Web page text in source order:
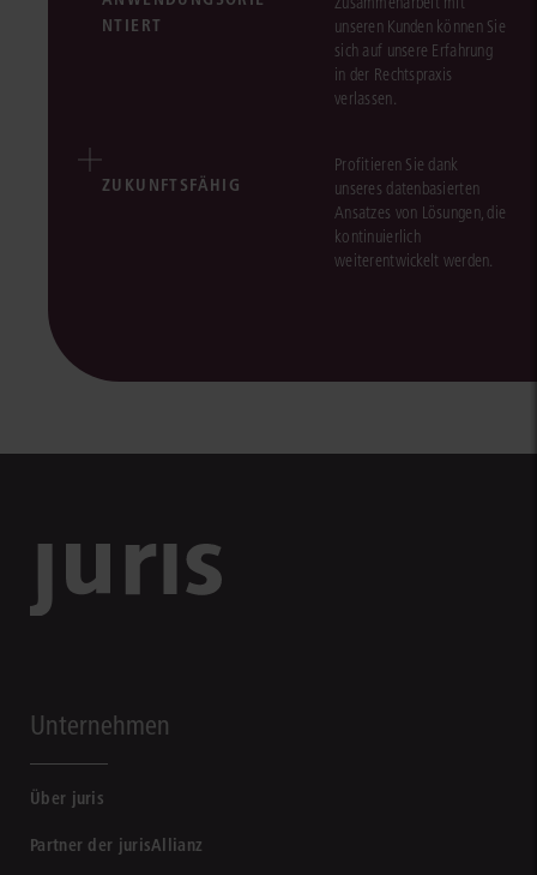
NTIERT
unseren Kunden können Sie
sich auf unsere Erfahrung
in der Rechtspraxis
verlassen.
ZUKUNFTSFÄHIG
Profitieren Sie dank
unseres datenbasierten
Ansatzes von Lösungen, die
kontinuierlich
weiterentwickelt werden.
Unternehmen
Über juris
Partner der jurisAllianz